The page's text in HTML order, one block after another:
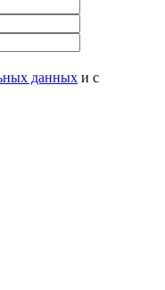
данных и с